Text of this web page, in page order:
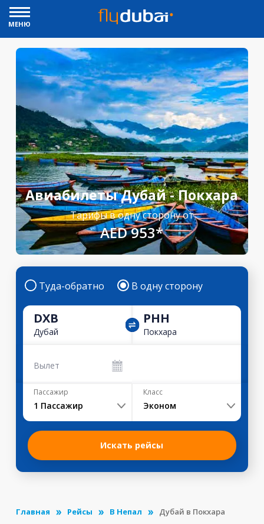
МЕНЮ
Авиабилеты Дубай - Покхара
Тарифы в одну сторону от
AED 953*
Туда-обратно В одну сторону
DXB
Дубай
PHH
Покхара
Вылет
Пассажир
1 Пассажир
Класс
Эконом
Искать рейсы
Главная Рейсы В Непал Дубай в Покхара